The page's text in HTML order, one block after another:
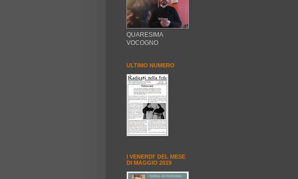
QUARESIMA
VOCOGNO
ULTIMO NUMERO
I VENERDI' DEL MESE
DI MAGGIO 2019